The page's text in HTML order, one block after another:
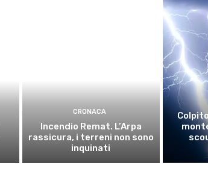
CRONACA
Incendio Remat. L’Arpa
rassicura, i terreni non sono
inquinati